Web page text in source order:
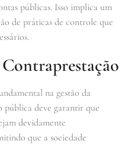
públicas. Isso implica um
de práticas de controle que
na gestão da
pública deve garantir que
devidamente
que a sociedade